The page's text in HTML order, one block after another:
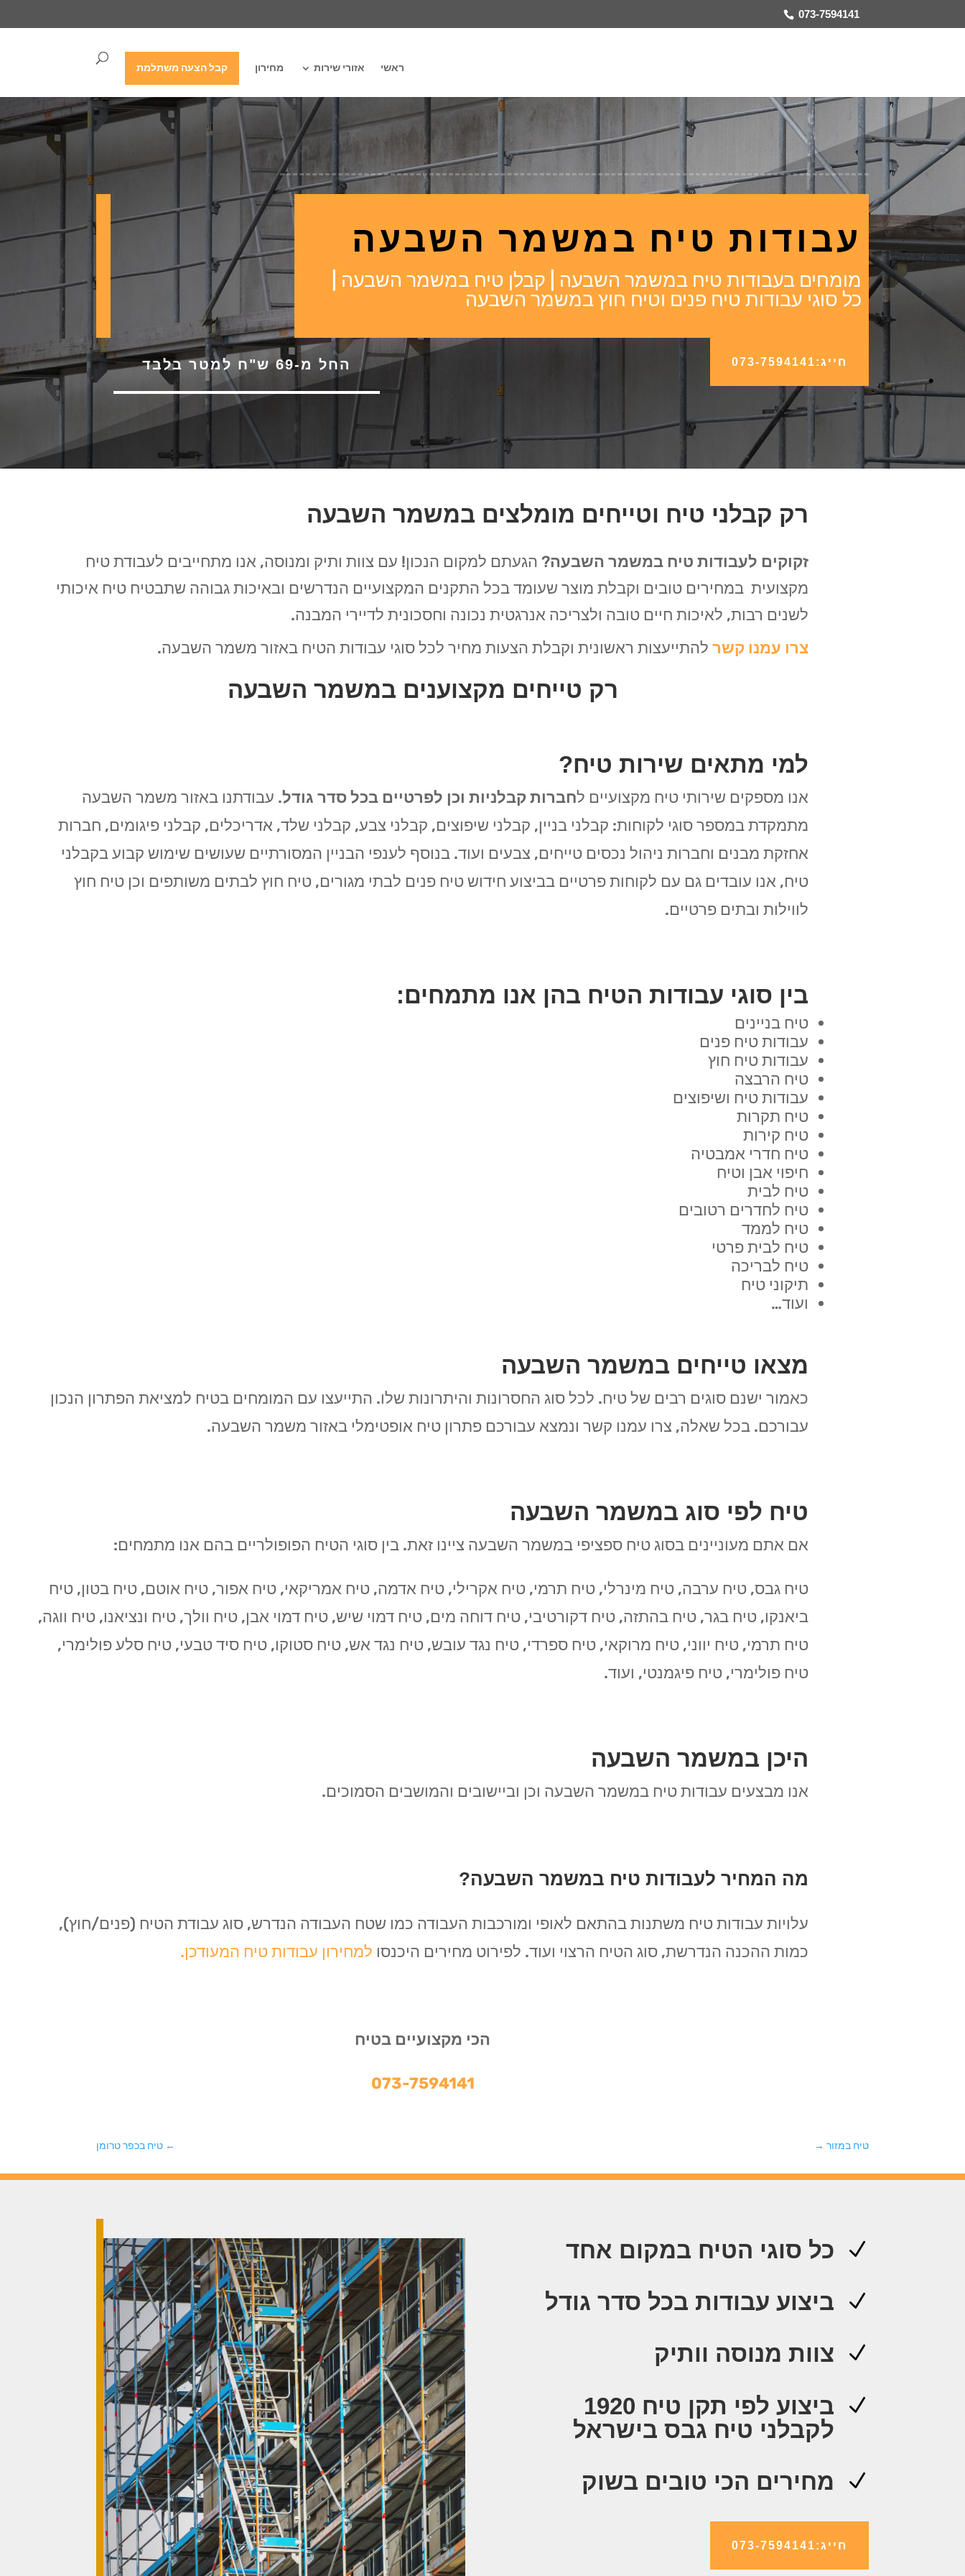
073-7594141
ראשי אזורי שירות מחירון קבל הצעה משתלמת
עבודות טיח במשמר השבעה
מומחים בעבודות טיח במשמר השבעה | קבלן טיח במשמר השבעה |
כל סוגי עבודות טיח פנים וטיח חוץ במשמר השבעה
החל מ-69 ש"ח למטר בלבד חייג:073-7594141
רק קבלני טיח וטייחים מומלצים במשמר השבעה
זקוקים לעבודות טיח במשמר השבעה? הגעתם למקום הנכון! עם צוות ותיק ומנוסה, אנו מתחייבים לעבודת טיח
מקצועית במחירים טובים וקבלת מוצר שעומד בכל התקנים המקצועיים הנדרשים ובאיכות גבוהה שתבטיח טיח איכותי
לשנים רבות, לאיכות חיים טובה ולצריכה אנרגטית נכונה וחסכונית לדיירי המבנה.
צרו עמנו קשרלהתייעצות ראשונית וקבלת הצעות מחיר לכל סוגי עבודות הטיח באזור משמר השבעה.
רק טייחים מקצוענים במשמר השבעה
למי מתאים שירות טיח?
אנו מספקים שירותי טיח מקצועיים לחברות קבלניות וכן לפרטיים בכל סדר גודל. עבודתנו באזור משמר השבעה
מתמקדת במספר סוגי לקוחות: קבלני בניין, קבלני שיפוצים, קבלני צבע, קבלני שלד, אדריכלים, קבלני פיגומים, חברות
אחזקת מבנים וחברות ניהול נכסים טייחים, צבעים ועוד. בנוסף לענפי הבניין המסורתיים שעושים שימוש קבוע בקבלני
טיח, אנו עובדים גם עם לקוחות פרטיים בביצוע חידוש טיח פנים לבתי מגורים, טיח חוץ לבתים משותפים וכן טיח חוץ
לווילות ובתים פרטיים.
בין סוגי עבודות הטיח בהן אנו מתמחים:
טיח בניינים
עבודות טיח פנים
עבודות טיח חוץ
טיח הרבצה
עבודות טיח ושיפוצים
טיח תקרות
טיח קירות
טיח חדרי אמבטיה
חיפוי אבן וטיח
טיח לבית
טיח לחדרים רטובים
טיח לממד
טיח לבית פרטי
טיח לבריכה
תיקוני טיח
ועוד…
מצאו טייחים במשמר השבעה
כאמור ישנם סוגים רבים של טיח. לכל סוג החסרונות והיתרונות שלו. התייעצו עם המומחים בטיח למציאת הפתרון הנכון
עבורכם. בכל שאלה, צרו עמנו קשר ונמצא עבורכם פתרון טיח אופטימלי באזור משמר השבעה.
טיח לפי סוג במשמר השבעה
אם אתם מעוניינים בסוג טיח ספציפי במשמר השבעה ציינו זאת. בין סוגי הטיח הפופולריים בהם אנו מתמחים:
טיח גבס, טיח ערבה, טיח מינרלי, טיח תרמי, טיח אקרילי, טיח אדמה, טיח אמריקאי, טיח אפור, טיח אוטם, טיח בטון, טיח
ביאנקו, טיח בגר, טיח בהתזה, טיח דקורטיבי, טיח דוחה מים, טיח דמוי שיש, טיח דמוי אבן, טיח וולך, טיח ונציאנו, טיח ווגה,
טיח תרמי, טיח יווני, טיח מרוקאי, טיח ספרדי, טיח נגד עובש, טיח נגד אש, טיח סטוקו, טיח סיד טבעי, טיח סלע פולימרי,
טיח פולימרי, טיח פיגמנטי, ועוד.
היכן במשמר השבעה
אנו מבצעים עבודות טיח במשמר השבעה וכן וביישובים והמושבים הסמוכים.
מה המחיר לעבודות טיח במשמר השבעה?
עלויות עבודות טיח משתנות בהתאם לאופי ומורכבות העבודה כמו שטח העבודה הנדרש, סוג עבודת הטיח (פנים/חוץ),
כמות ההכנה הנדרשת, סוג הטיח הרצוי ועוד. לפירוט מחירים היכנסו למחירון עבודות טיח המעודכן.
הכי מקצועיים בטיח
073-7594141
← טיח בכפר טרומן טיח במזור →
N כל סוגי הטיח במקום אחד
N ביצוע עבודות בכל סדר גודל
N צוות מנוסה וותיק
N
ביצוע לפי תקן טיח 1920
לקבלני טיח גבס בישראל
N מחירים הכי טובים בשוק
חייג:073-7594141